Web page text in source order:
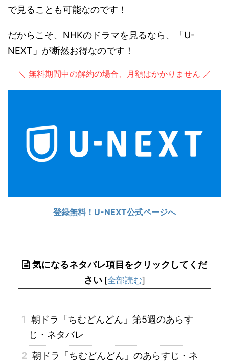
で見ることも可能なのです！
だからこそ、NHKのドラマを見るなら、「U-
NEXT」が断然お得なのです！
＼ 無料期間中の解約の場合、月額はかかりません ／
登録無料！U-NEXT公式ページへ
気になるネタバレ項目をクリックしてくだ
さい [全部読む]
1 朝ドラ「ちむどんどん」第5週のあらす
じ・ネタバレ
2 朝ドラ「ちむどんどん」のあらすじ・ネ